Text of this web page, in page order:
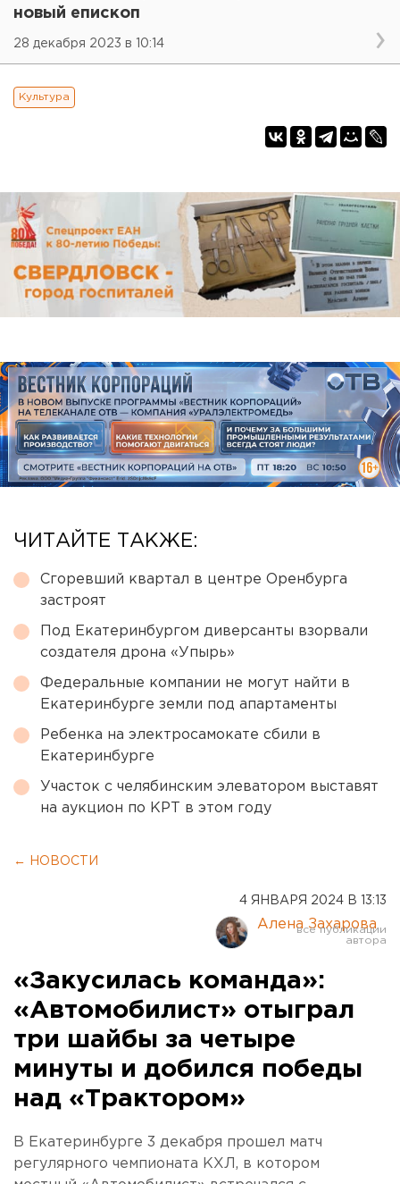
новый епископ
28 декабря 2023 в 10:14
Культура
ЧИТАЙТЕ ТАКЖЕ:
Сгоревший квартал в центре Оренбурга
застроят
Под Екатеринбургом диверсанты взорвали
создателя дрона «Упырь»
Федеральные компании не могут найти в
Екатеринбурге земли под апартаменты
Ребенка на электросамокате сбили в
Екатеринбурге
Участок с челябинским элеватором выставят
на аукцион по КРТ в этом году
← НОВОСТИ
4 ЯНВАРЯ 2024 В 13:13
Алена Захарова
«Закусилась команда»:
«Автомобилист» отыграл
три шайбы за четыре
минуты и добился победы
над «Трактором»
В Екатеринбурге 3 декабря прошел матч
регулярного чемпионата КХЛ, в котором